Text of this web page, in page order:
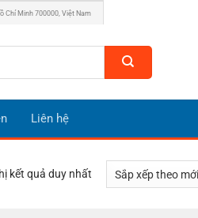
Chí Minh 700000, Việt Nam
Liên hệ
kết quả duy nhất